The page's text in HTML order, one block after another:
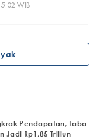
WIB
Pendapatan, Laba
Jadi Rp1,85 Triliun